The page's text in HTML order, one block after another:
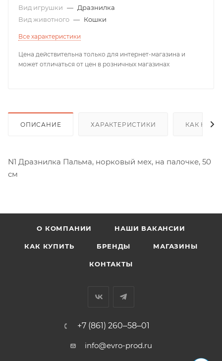
Вид игрушки — Дразнилка
Вид животного — Кошки
Все характеристики
Цена действительна только для интернет-магазина и
может отличаться от цен в розничных магазинах
ОПИСАНИЕ ХАРАКТЕРИСТИКИ КАК
N1 Дразнилка Пальма, норковый мех, на палочке, 50
см
О КОМПАНИИ НАШИ ВАКАНСИИ
КАК КУПИТЬ БРЕНДЫ МАГАЗИНЫ
КОНТАКТЫ
+7 (861) 260‒58‒01
info@evro-prod.ru